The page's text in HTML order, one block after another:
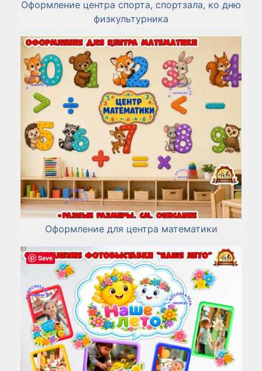
Оформление центра спорта, спортзала, ко дню
физкультурника
Оформление для центра математики
Save